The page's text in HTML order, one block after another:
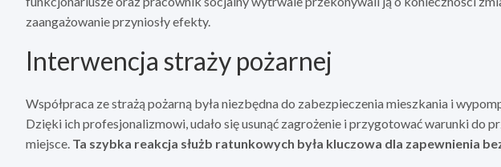
zaangażowanie przyniosły efekty.
Interwencja straży pożarnej
Współpraca ze strażą pożarną była niezbędna do zabezpieczenia mieszkania i
Dzięki ich profesjonalizmowi, udało się usunąć zagrożenie i przygotować warunki do
miejsce. Ta szybka reakcja służb ratunkowych była kluczowa dla zapewnienia